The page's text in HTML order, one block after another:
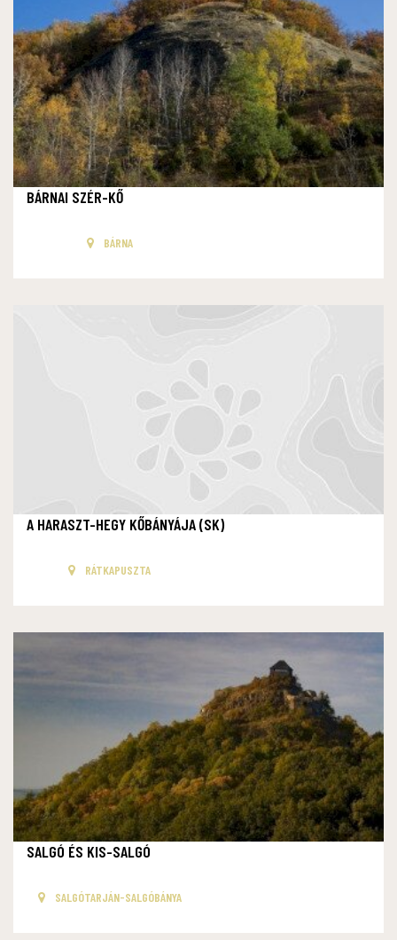
BÁRNAI SZÉR-KŐ
BÁRNA
A HARASZT-HEGY KŐBÁNYÁJA (SK)
RÁTKAPUSZTA
SALGÓ ÉS KIS-SALGÓ
SALGÓTARJÁN-SALGÓBÁNYA